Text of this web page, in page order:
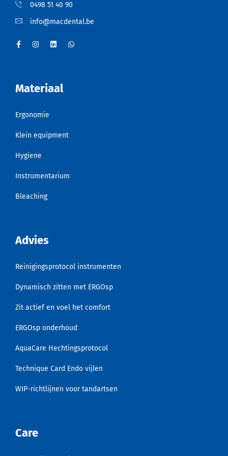
0498 51 40 90
info@macdental.be
Materiaal
Ergonomie
Klein equipment
Hygiene
Instrumentarium
Bleaching
Advies
Reinigingsprotocol instrumenten
Dynamisch zitten met ERGOsp
Zit actief en voel het comfort
ERGOsp onderhoud
AquaCare Hechtingsprotocol
Technique Card Endo vijlen
WIP-richtlijnen voor tandartsen
Care